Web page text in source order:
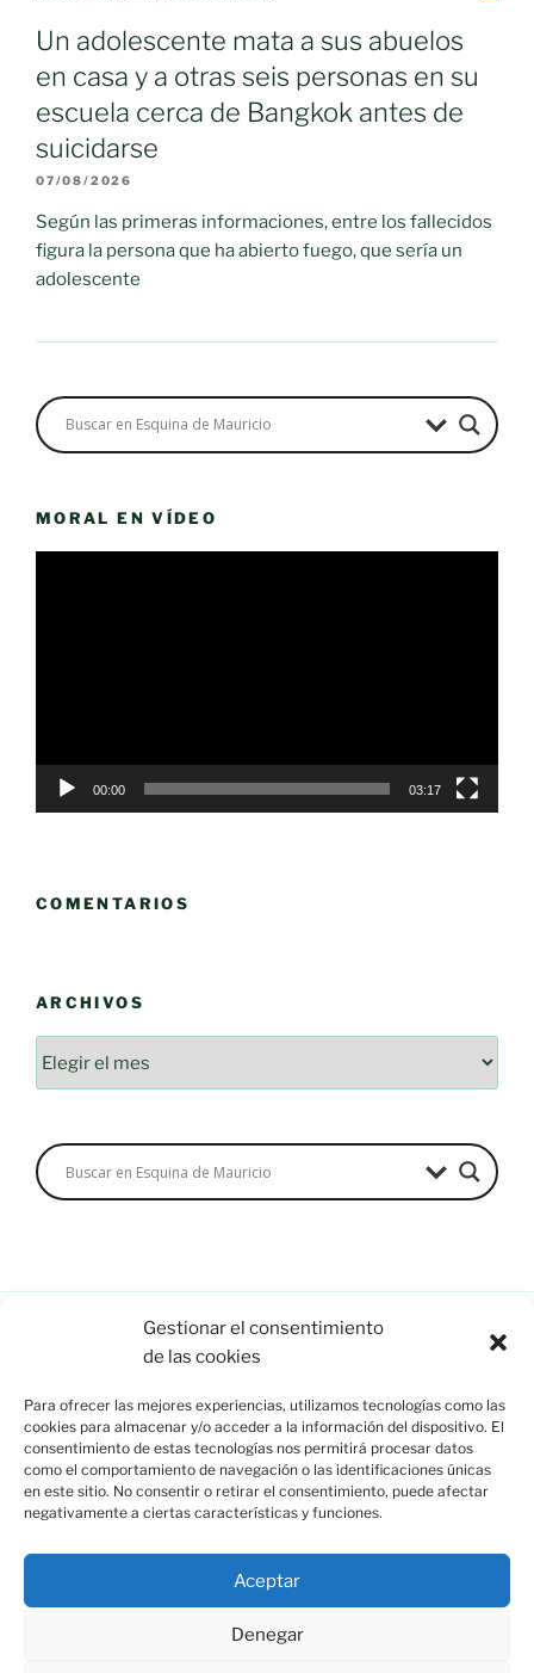
Gestionar el consentimiento
de las cookies
Para ofrecer las mejores experiencias, utilizamos tecnologías como las
cookies para almacenar y/o acceder a la información del dispositivo. El
consentimiento de estas tecnologías nos permitirá procesar datos
como el comportamiento de navegación o las identificaciones únicas
en este sitio. No consentir o retirar el consentimiento, puede afectar
negativamente a ciertas características y funciones.
Aceptar
Denegar
Un adolescente mata a sus abuelos
en casa y a otras seis personas en su
escuela cerca de Bangkok antes de
suicidarse
07/08/2026
Según las primeras informaciones, entre los fallecidos
figura la persona que ha abierto fuego, que sería un
adolescente
MORAL EN VÍDEO
00:00 03:17
COMENTARIOS
ARCHIVOS
Calatrava (C.Real) info@esquinademauricio.es
«Aviso Legal»